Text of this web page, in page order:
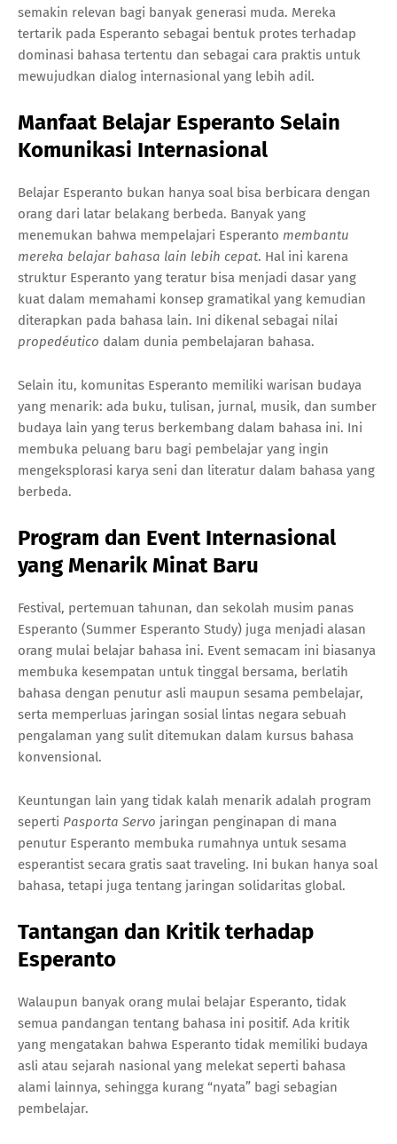
semakin relevan bagi banyak generasi muda. Mereka
tertarik pada Esperanto sebagai bentuk protes terhadap
dominasi bahasa tertentu dan sebagai cara praktis untuk
mewujudkan dialog internasional yang lebih adil.
Manfaat Belajar Esperanto Selain
Komunikasi Internasional
Belajar Esperanto bukan hanya soal bisa berbicara dengan
orang dari latar belakang berbeda. Banyak yang
menemukan bahwa mempelajari Esperanto membantu
mereka belajar bahasa lain lebih cepat. Hal ini karena
struktur Esperanto yang teratur bisa menjadi dasar yang
kuat dalam memahami konsep gramatikal yang kemudian
diterapkan pada bahasa lain. Ini dikenal sebagai nilai
propedéutico dalam dunia pembelajaran bahasa.
Selain itu, komunitas Esperanto memiliki warisan budaya
yang menarik: ada buku, tulisan, jurnal, musik, dan sumber
budaya lain yang terus berkembang dalam bahasa ini. Ini
membuka peluang baru bagi pembelajar yang ingin
mengeksplorasi karya seni dan literatur dalam bahasa yang
berbeda.
Program dan Event Internasional
yang Menarik Minat Baru
Festival, pertemuan tahunan, dan sekolah musim panas
Esperanto (Summer Esperanto Study) juga menjadi alasan
orang mulai belajar bahasa ini. Event semacam ini biasanya
membuka kesempatan untuk tinggal bersama, berlatih
bahasa dengan penutur asli maupun sesama pembelajar,
serta memperluas jaringan sosial lintas negara sebuah
pengalaman yang sulit ditemukan dalam kursus bahasa
konvensional.
Keuntungan lain yang tidak kalah menarik adalah program
seperti Pasporta Servo jaringan penginapan di mana
penutur Esperanto membuka rumahnya untuk sesama
esperantist secara gratis saat traveling. Ini bukan hanya soal
bahasa, tetapi juga tentang jaringan solidaritas global.
Tantangan dan Kritik terhadap
Esperanto
Walaupun banyak orang mulai belajar Esperanto, tidak
semua pandangan tentang bahasa ini positif. Ada kritik
yang mengatakan bahwa Esperanto tidak memiliki budaya
asli atau sejarah nasional yang melekat seperti bahasa
alami lainnya, sehingga kurang “nyata” bagi sebagian
pembelajar.